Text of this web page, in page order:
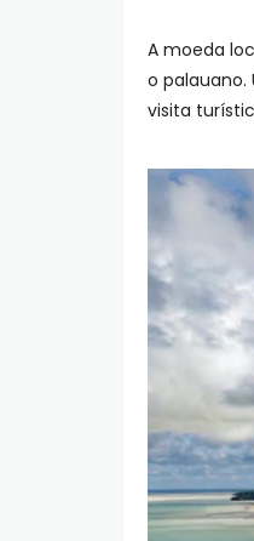
A moeda
o palauano.
visita